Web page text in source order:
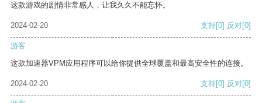
这款游戏的剧情非常感人，让我久久不能忘怀。
2024-02-20 支持[0] 反对[0]
游客
这款加速器VPM应用程序可以给你提供全球覆盖和最高安全性的连接。
2024-02-20 支持[0] 反对[0]